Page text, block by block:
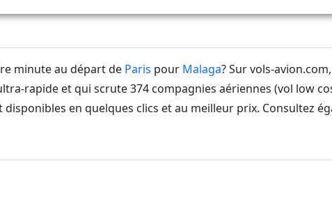
minute au départ de Paris pour Malaga? Sur vols-
rapide et qui scrute 374 compagnies aériennes (vol low
disponibles en quelques clics et au meilleur prix. Consultez